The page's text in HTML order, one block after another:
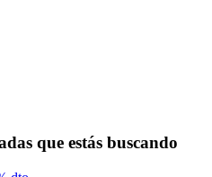
que estás buscando